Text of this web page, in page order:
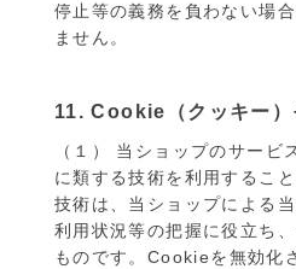
停止等の義務を負わない場
ません。
11. Cookie（クッキー）
（１） 当ショップのサー
に類する技術を利用するこ
技術は、当ショップによる
利用状況等の把握に役立ち
ものです。Cookieを無効化